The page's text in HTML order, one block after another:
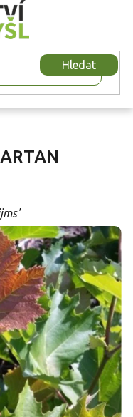
Hledat